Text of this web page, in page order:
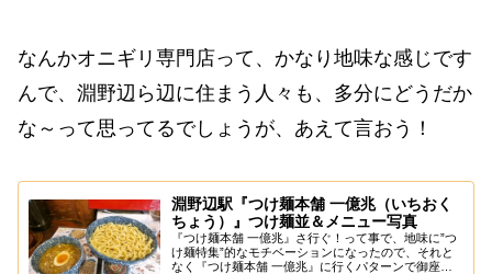
なんかオニギリ専門店って、かなり地味な感じです
んで、淵野辺ら辺に住まう人々も、多分にどうだか
な～って思ってるでしょうが、あえて言おう！
淵野辺駅『つけ麺本舗 一億兆（いちおく
ちょう）』つけ麺並＆メニュー写真
『つけ麺本舗 一億兆』さ行ぐ！って事で、地味に”つ
け麺特集”的なモチベーションになったので、それと
なく『つけ麺本舗 一億兆』に行くパターンで御座い